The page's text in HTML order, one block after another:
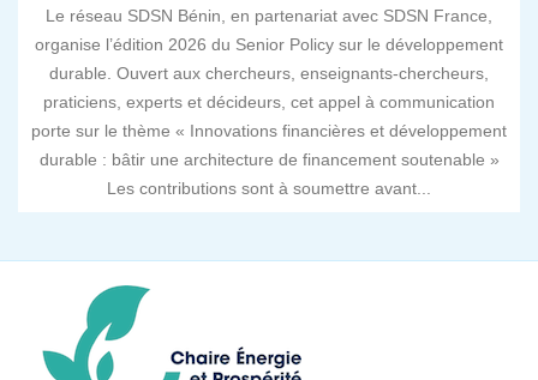
Le réseau SDSN Bénin, en partenariat avec SDSN France,
organise l’édition 2026 du Senior Policy sur le développement
durable. Ouvert aux chercheurs, enseignants-chercheurs,
praticiens, experts et décideurs, cet appel à communication
porte sur le thème « Innovations financières et développement
durable : bâtir une architecture de financement soutenable »
Les contributions sont à soumettre avant...